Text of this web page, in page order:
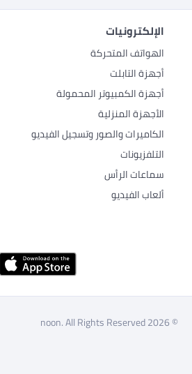
الإلكترونيات
الهواتف المتحركة
أجهزة التابلت
أجهزة الكمبيوتر المحمولة
الأجهزة المنزلية
الكاميرات والصور وتسجيل الفيديو
التلفزيونات
سماعات الرأس
ألعاب الفيديو
© 2026 noon. All Rights Reserved